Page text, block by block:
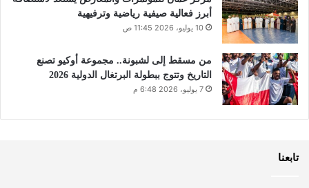
أبرز فعالية صيفية رياضية وترفيهية
10 يوليو، 2026 11:45 ص
من مسقط إلى لشبونة.. مجموعة أوكيو تصنع
التاريخ وتتوج ببطولة البرتغال الدولية 2026
7 يوليو، 2026 6:48 م
تابعنا